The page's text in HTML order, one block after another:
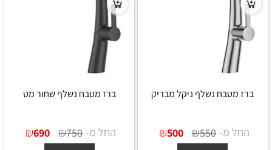
ברז מטבח נשלף ניקל מבריק
החל מ- ₪550
₪500
ברז מטבח נשלף שחור מט
החל מ- ₪750
₪690